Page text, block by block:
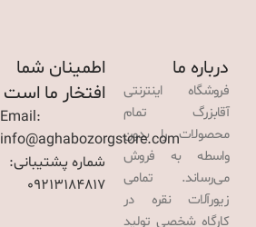
درباره ما
فروشگاه اینترنتی
آقابزرگ تمام
محصولات را بدون
واسطه به فروش
می‌رساند. تمامی
زیورآلات نقره در
کارگاه شخصی تولید
اطمینان شما
افتخار ما است
Email:
info@aghabozorgstore.com
شماره پشتیبانی:
09213184817